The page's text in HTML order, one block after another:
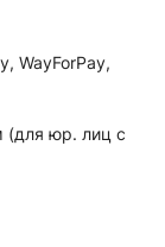
WayForPay,
(для юр. лиц с